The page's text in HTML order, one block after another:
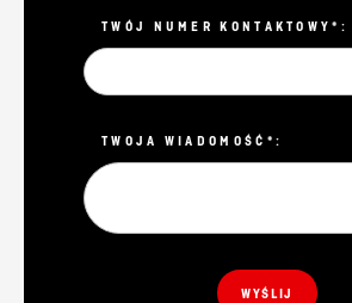
TWÓJ NUMER KONTAKTOWY*:
TWOJA WIADOMOŚĆ*: